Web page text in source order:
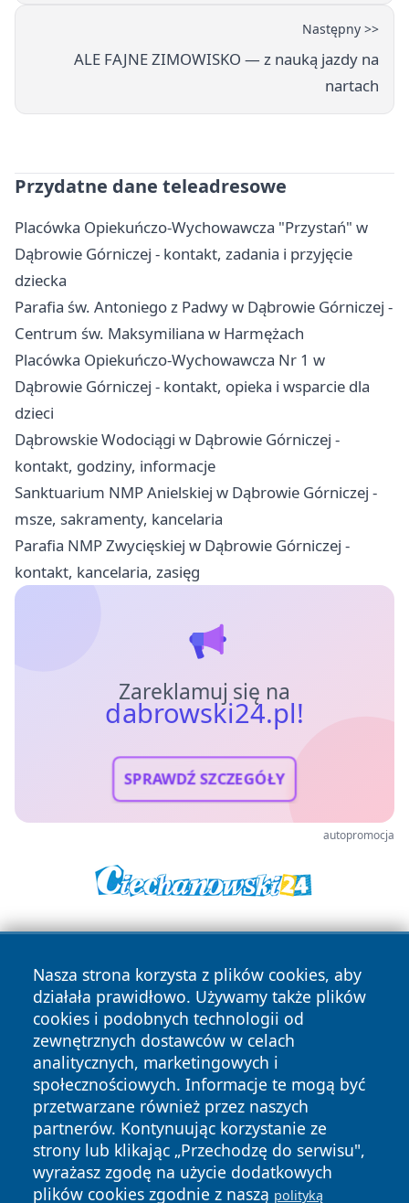
Następny >>
ALE FAJNE ZIMOWISKO — z nauką jazdy na
nartach
Przydatne dane teleadresowe
Placówka Opiekuńczo-Wychowawcza "Przystań" w
Dąbrowie Górniczej - kontakt, zadania i przyjęcie
dziecka
Parafia św. Antoniego z Padwy w Dąbrowie Górniczej -
Centrum św. Maksymiliana w Harmężach
Placówka Opiekuńczo-Wychowawcza Nr 1 w
Dąbrowie Górniczej - kontakt, opieka i wsparcie dla
dzieci
Dąbrowskie Wodociągi w Dąbrowie Górniczej -
kontakt, godziny, informacje
Sanktuarium NMP Anielskiej w Dąbrowie Górniczej -
msze, sakramenty, kancelaria
Parafia NMP Zwycięskiej w Dąbrowie Górniczej -
kontakt, kancelaria, zasięg
Zareklamuj się na
dabrowski24.pl!
SPRAWDŹ SZCZEGÓŁY
autopromocja
Nasza strona korzysta z plików cookies, aby
działała prawidłowo. Używamy także plików
cookies i podobnych technologii od
zewnętrznych dostawców w celach
analitycznych, marketingowych i
społecznościowych. Informacje te mogą być
przetwarzane również przez naszych
partnerów. Kontynuując korzystanie ze
strony lub klikając „Przechodzę do serwisu",
wyrażasz zgodę na użycie dodatkowych
plików cookies zgodnie z naszą polityką
Copyright © 2026 dabrowski24.pl Wszystkie prawa
zastrzeżone.
News Autorzy
Polityka
Prywatności
Polityka
Cookies